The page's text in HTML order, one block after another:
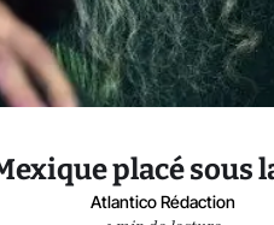
placé
Atlantico Rédaction